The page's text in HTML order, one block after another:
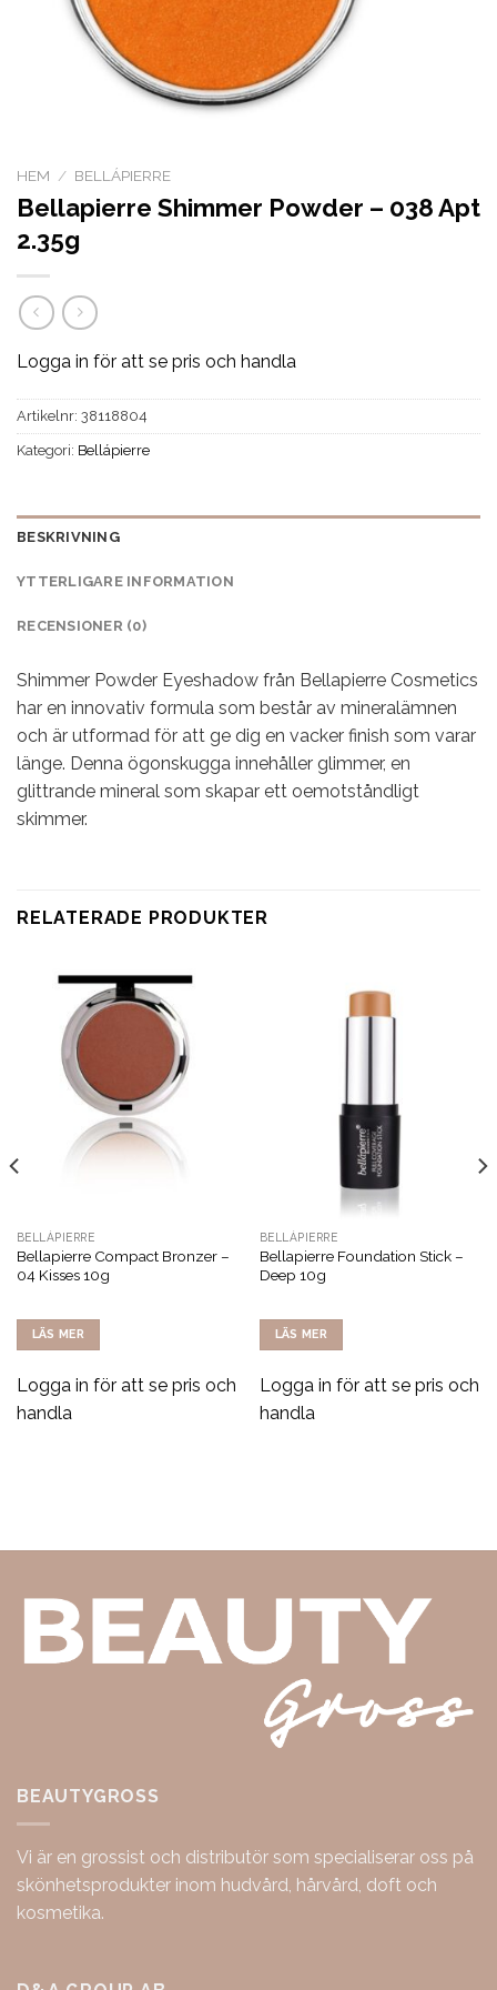
HEM / BELLÁPIERRE
Bellapierre Shimmer Powder – 038 Apt
2.35g
Logga in för att se pris och handla
Artikelnr: 38118804
Kategori: Bellápierre
BESKRIVNING
YTTERLIGARE INFORMATION
RECENSIONER (0)
Shimmer Powder Eyeshadow från Bellapierre Cosmetics
har en innovativ formula som består av mineralämnen
och är utformad för att ge dig en vacker finish som varar
länge. Denna ögonskugga innehåller glimmer, en
glittrande mineral som skapar ett oemotståndligt
skimmer.
RELATERADE PRODUKTER
BELLÁPIERRE
Bellapierre Compact Bronzer –
04 Kisses 10g
LÄS MER
Logga in för att se pris och
handla
BELLÁPIERRE
Bellapierre Foundation Stick –
Deep 10g
LÄS MER
Logga in för att se pris och
handla
BEAUTYGROSS
Vi är en grossist och distributör som specialiserar oss på
skönhetsprodukter inom hudvård, hårvård, doft och
kosmetika.